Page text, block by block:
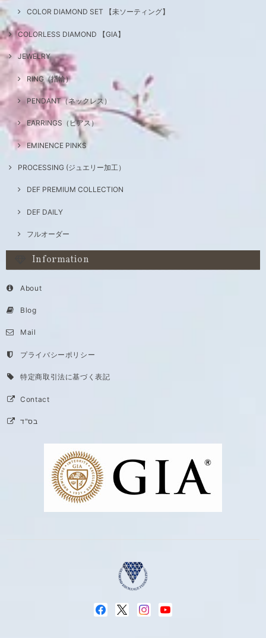
COLOR DIAMOND SET 【未ソーティング】
COLORLESS DIAMOND 【GIA】
JEWELRY
RING（指輪）
PENDANT（ネックレス）
EARRINGS（ピアス）
EMINENCE PINKS
PROCESSING (ジュエリー加工）
DEF PREMIUM COLLECTION
DEF DAILY
フルオーダー
Information
About
Blog
Mail
プライバシーポリシー
特定商取引法に基づく表記
Contact
בס"ד